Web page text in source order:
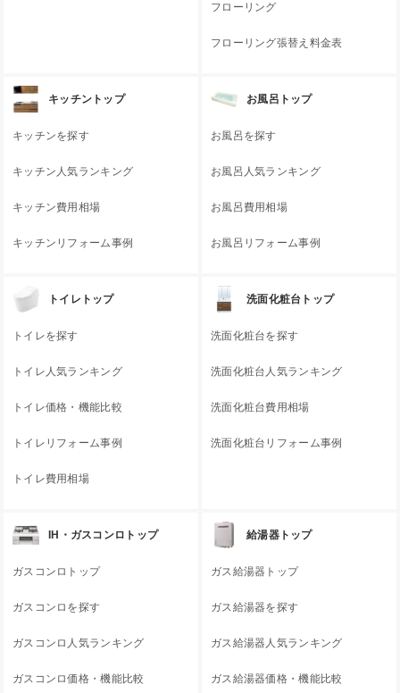
フローリング
フローリング張替え料金表
キッチントップ
キッチンを探す
キッチン人気ランキング
キッチン費用相場
キッチンリフォーム事例
お風呂トップ
お風呂を探す
お風呂人気ランキング
お風呂費用相場
お風呂リフォーム事例
トイレトップ
トイレを探す
トイレ人気ランキング
トイレ価格・機能比較
トイレリフォーム事例
トイレ費用相場
洗面化粧台トップ
洗面化粧台を探す
洗面化粧台人気ランキング
洗面化粧台費用相場
洗面化粧台リフォーム事例
IH・ガスコンロトップ
ガスコンロトップ
ガスコンロを探す
ガスコンロ人気ランキング
ガスコンロ価格・機能比較
給湯器トップ
ガス給湯器トップ
ガス給湯器を探す
ガス給湯器人気ランキング
ガス給湯器価格・機能比較